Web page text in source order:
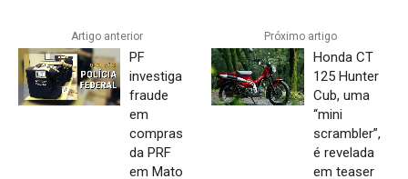
Artigo anterior
PF
investiga
fraude
em
compras
da PRF
em Mato
Próximo artigo
Honda CT
125 Hunter
Cub, uma
“mini
scrambler”,
é revelada
em teaser